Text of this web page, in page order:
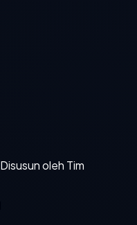
Disusun oleh Tim